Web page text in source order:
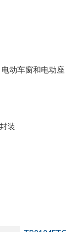
动车窗和电动座
装